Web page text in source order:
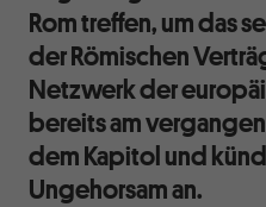
Rom treffen, um das
der Römischen
Netzwerk der
bereits am
dem Kapitol und
Ungehorsam an.